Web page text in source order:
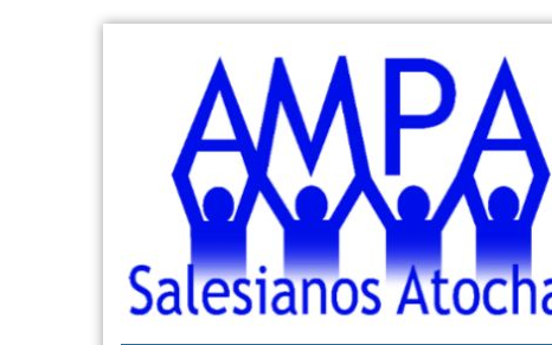
AMPA
Salesianos
Atocha
Web del
AMPA del
Colegio
Salesianos
de Atocha